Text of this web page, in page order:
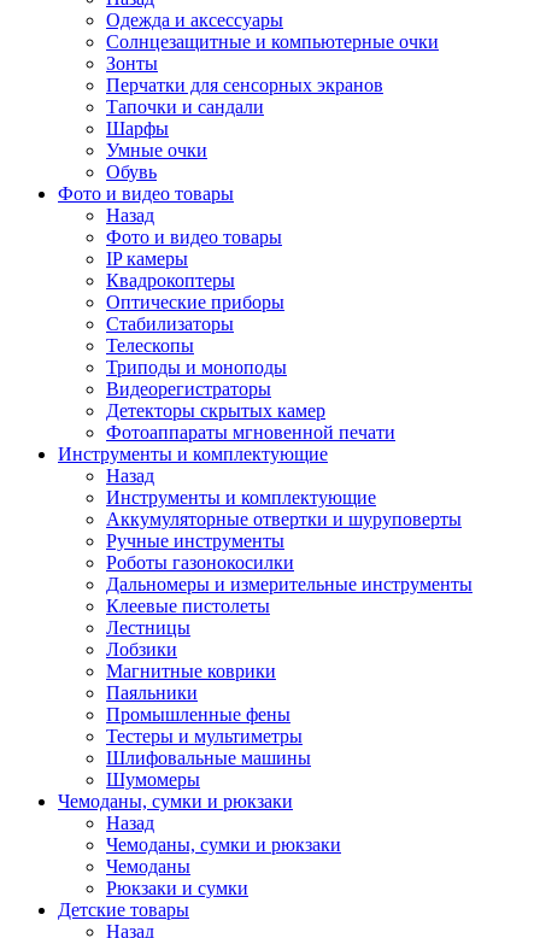
Одежда и аксессуары
Солнцезащитные и компьютерные очки
Зонты
Перчатки для сенсорных экранов
Тапочки и сандали
Шарфы
Умные очки
Обувь
Фото и видео товары
Назад
Фото и видео товары
IP камеры
Квадрокоптеры
Оптические приборы
Стабилизаторы
Телескопы
Триподы и моноподы
Видеорегистраторы
Детекторы скрытых камер
Фотоаппараты мгновенной печати
Инструменты и комплектующие
Назад
Инструменты и комплектующие
Аккумуляторные отвертки и шуруповерты
Ручные инструменты
Роботы газонокосилки
Дальномеры и измерительные инструменты
Клеевые пистолеты
Лестницы
Лобзики
Магнитные коврики
Паяльники
Промышленные фены
Тестеры и мультиметры
Шлифовальные машины
Шумомеры
Чемоданы, сумки и рюкзаки
Назад
Чемоданы, сумки и рюкзаки
Чемоданы
Рюкзаки и сумки
Детские товары
Назад